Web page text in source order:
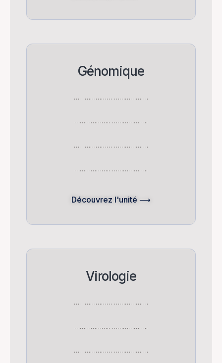
Génomique
………………… ……………….
……………….. ………………..
………………… ……………….
……………….. ………………..
Découvrez l'unité ⟶
Virologie
………………… ……………….
……………….. ………………..
………………… ……………….